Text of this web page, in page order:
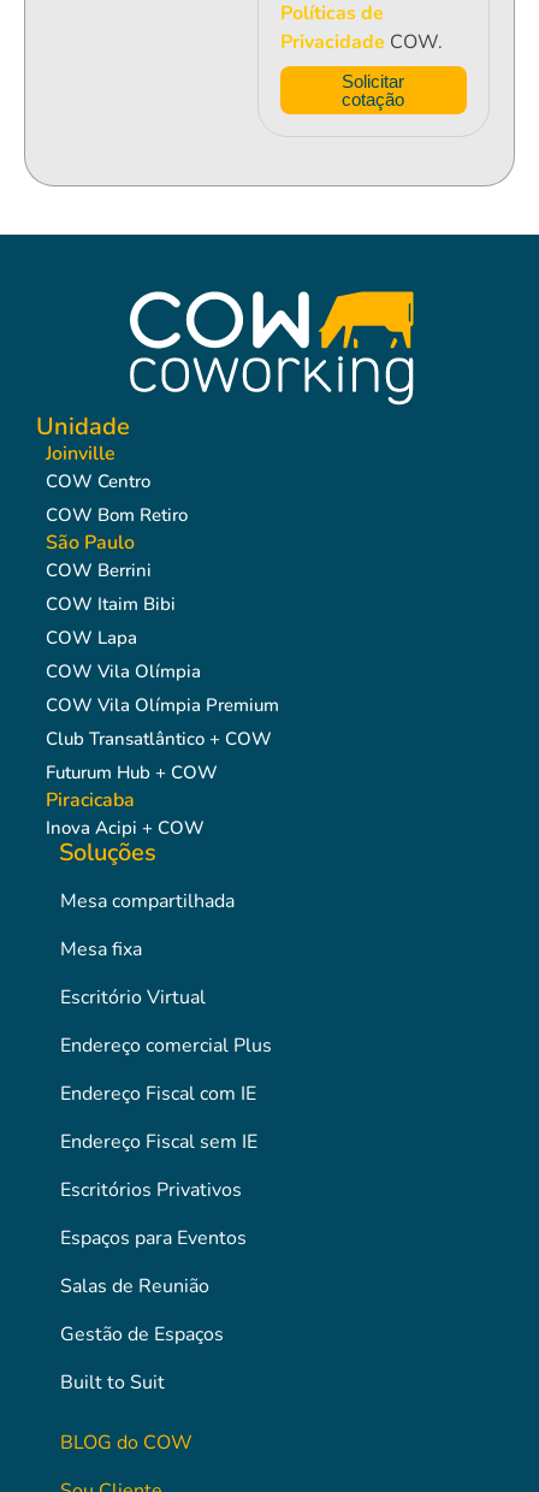
Políticas de
Privacidade COW.
Solicitar
cotação
Unidade
Joinville
COW Centro
COW Bom Retiro
São Paulo
COW Berrini
COW Itaim Bibi
COW Lapa
COW Vila Olímpia
COW Vila Olímpia Premium
Club Transatlântico + COW
Futurum Hub + COW
Piracicaba
Inova Acipi + COW
Soluções
Mesa compartilhada
Mesa fixa
Escritório Virtual
Endereço comercial Plus
Endereço Fiscal com IE
Endereço Fiscal sem IE
Escritórios Privativos
Espaços para Eventos
Salas de Reunião
Gestão de Espaços
Built to Suit
BLOG do COW